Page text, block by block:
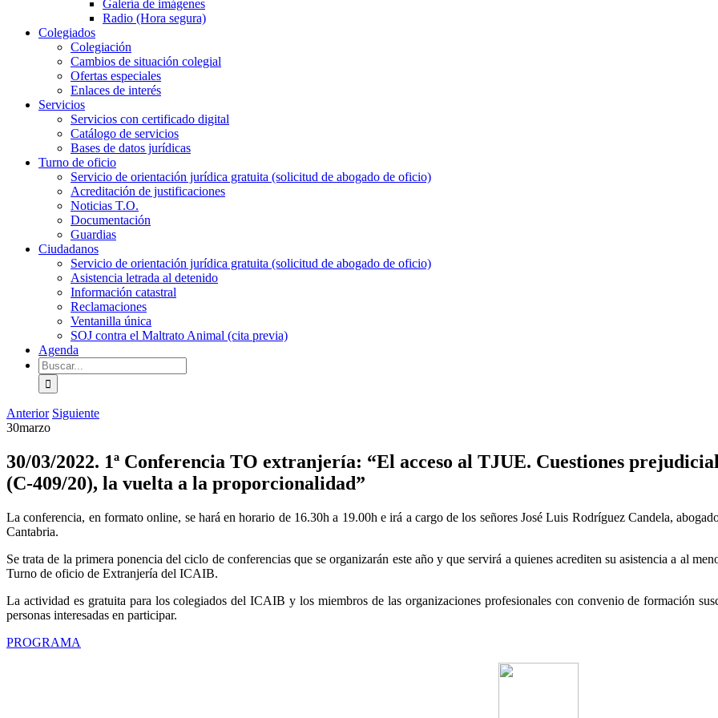
Galería de imágenes
Radio (Hora segura)
Colegiados
Colegiación
Cambios de situación colegial
Ofertas especiales
Enlaces de interés
Servicios
Servicios con certificado digital
Catálogo de servicios
Bases de datos jurídicas
Turno de oficio
Servicio de orientación jurídica gratuita (solicitud de abogado de oficio)
Acreditación de justificaciones
Noticias T.O.
Documentación
Guardias
Ciudadanos
Servicio de orientación jurídica gratuita (solicitud de abogado de oficio)
Asistencia letrada al detenido
Información catastral
Reclamaciones
Ventanilla única
SOJ contra el Maltrato Animal (cita previa)
Agenda
Buscar:
Anterior Siguiente
30marzo
30/03/2022. 1ª Conferencia TO extranjería: “El acceso al TJUE. Cuestiones
(C-409/20), la vuelta a la proporcionalidad”
La conferencia, en formato online, se hará en horario de 16.30h a 19.00h e irá a cargo de los señores José Luis Rodríguez Candela,
Cantabria.
Se trata de la primera ponencia del ciclo de conferencias que se organizarán este año y que servirá a quienes acrediten su asistencia a al
Turno de oficio de Extranjería del ICAIB.
La actividad es gratuita para los colegiados del ICAIB y los miembros de las organizaciones profesionales con convenio de formación
personas interesadas en participar.
PROGRAMA